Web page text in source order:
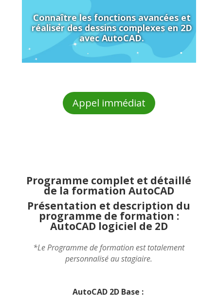
Connaître les fonctions avancées et
réaliser des dessins complexes en 2D
avec AutoCAD.
Appel immédiat
Programme complet et détaillé
de la formation AutoCAD
Présentation et description du
programme de formation :
AutoCAD logiciel de 2D
*Le Programme de formation est totalement
personnalisé au stagiaire.
AutoCAD 2D Base :